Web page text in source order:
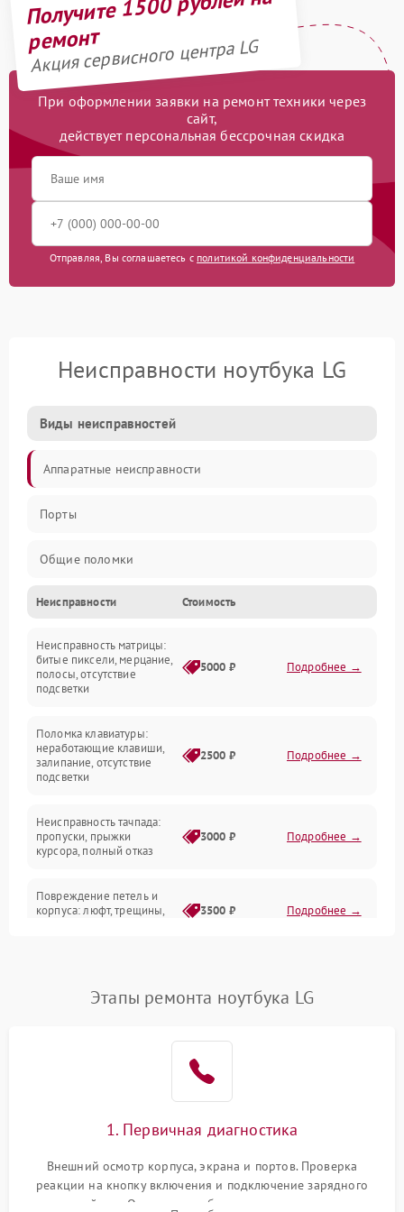
ремонт
Акция сервисного центра LG
При оформлении заявки на ремонт техники через
сайт,
действует персональная бессрочная скидка
Отправляя, Вы соглашаетесь с политикой конфиденциальности
Неисправности ноутбука LG
Виды неисправностей
Аппаратные неисправности
Порты
Общие поломки
Устройства
Программные ошибки
Электрические и системные сбои
Интерфейсные проблемы
Батарея
Сеть и интернет
Неисправности Стоимость
Неисправность матрицы:
битые пиксели, мерцание,
полосы, отсутствие
подсветки
5000 ₽ Подробнее →
Поломка клавиатуры:
неработающие клавиши,
залипание, отсутствие
подсветки
2500 ₽ Подробнее →
Неисправность тачпада:
пропуски, прыжки
курсора, полный отказ
3000 ₽ Подробнее →
Повреждение петель и
корпуса: люфт, трещины,
3500 ₽ Подробнее →
невозможность зарядки,
2500 ₽ Подробнее →
2000 ₽
Перегрев из‑за пыли,
неисправности кулера
Выход из строя SSD или
Этапы ремонта ноутбука LG
1. Первичная диагностика
Внешний осмотр корпуса, экрана и портов. Проверка
реакции на кнопку включения и подключение зарядного
устройства. Оценка потребления тока с помощью